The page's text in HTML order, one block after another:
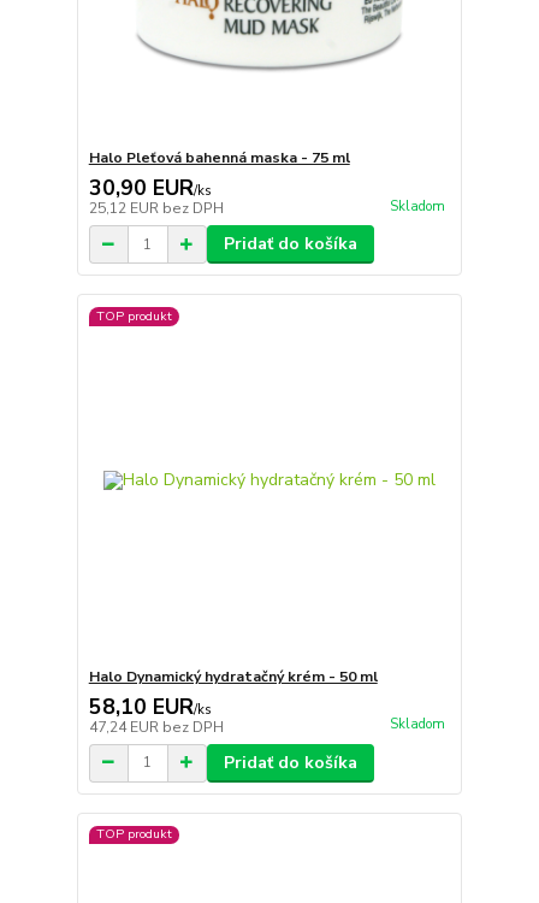
Halo Pleťová bahenná maska - 75 ml
30,90 EUR/ks
25,12 EUR bez DPH Skladom
Pridať do košíka
TOP produkt
Halo Dynamický hydratačný krém - 50 ml
58,10 EUR/ks
47,24 EUR bez DPH Skladom
Pridať do košíka
TOP produkt